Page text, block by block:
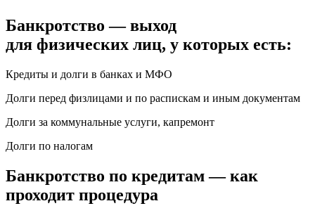
Банкротство — выход
для физических лиц, у которых есть:
Кредиты и долги в банках и МФО
Долги перед физлицами и по распискам и иным документам
Долги за коммунальные услуги, капремонт
Долги по налогам
Банкротство по кредитам — как
проходит процедура